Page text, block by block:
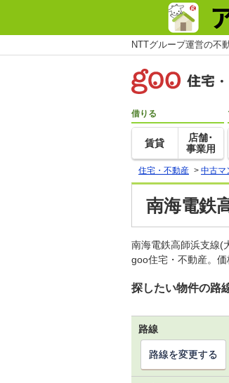
NTTグループ運営の不
借りる
賃貸
店舗･
事業用
住宅・不動産 > 中古マ
南海電鉄
南海電鉄高師浜支線(
goo住宅・不動産。
探したい物件の路
路線
路線を変更する